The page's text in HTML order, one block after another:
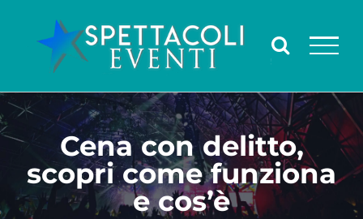
contenuto
Cena con delitto,
scopri come funziona
e cos’è